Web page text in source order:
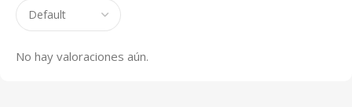
No hay valoraciones aún.